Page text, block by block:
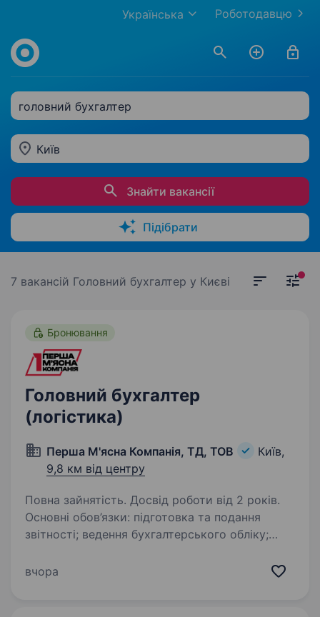
Роботодавцю
Українська
головний бухгалтер
Київ
Знайти вакансії
Підібрати
7 вакансій Головний бухгалтер у Києві
Бронювання
Головний бухгалтер
(логістика)
Перша М'ясна Компанія, ТД, ТОВ
Київ,
9,8 км від центру
Повна зайнятість. Досвід роботи від 2 років.
Основні обов’язки: підготовка та подання
звітності; ведення бухгалтерського обліку;
та статистичні органи; облік ОЗ,
вчора